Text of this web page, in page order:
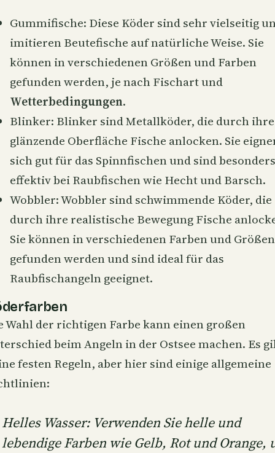
Gummifische: Diese Köder sind sehr vielseitig
imitieren Beutefische auf natürliche Weise. Sie
können in verschiedenen Größen und Farben
gefunden werden, je nach Fischart und
Wetterbedingungen.
Blinker: Blinker sind Metallköder, die durch ihre
glänzende Oberfläche Fische anlocken. Sie
sich gut für das Spinnfischenund sind besonders
effektiv bei Raubfischen wie Hecht und Barsch.
Wobbler: Wobbler sind schwimmende Köder, die
durch ihre realistische Bewegung Fische
Sie können in verschiedenen Farben und Größen
gefunden werden und sind ideal für das
Raubfischangeln geeignet.
Wahl der richtigen Farbe kann einen großen
beim Angeln in der Ostsee machen. Es
festen Regeln, aber hier sind einige allgemeine
Helles Wasser: Verwenden Sie helle und
lebendige Farben wie Gelb, Rot und Orange,